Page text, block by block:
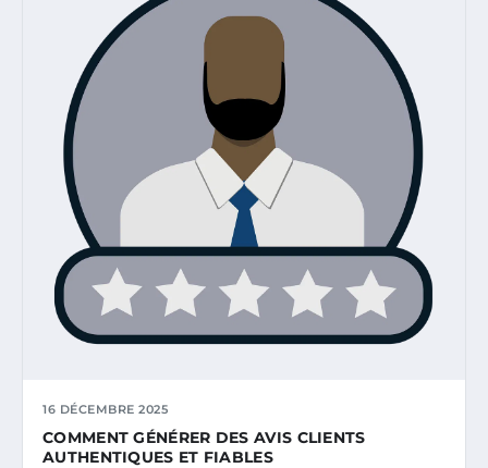
16 DÉCEMBRE 2025
COMMENT GÉNÉRER DES AVIS CLIENTS
AUTHENTIQUES ET FIABLES